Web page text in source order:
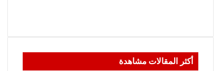
أكثر المقالات مشاهدة